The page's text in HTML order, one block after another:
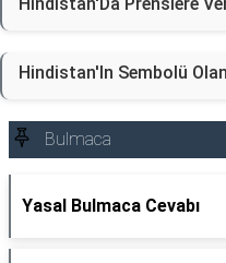
Hindistan'In Sembolü
Bulmaca
Yasal Bulmaca Cevabı